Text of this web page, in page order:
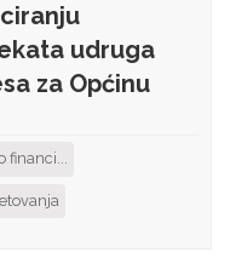
udruga
za Općinu
financi...